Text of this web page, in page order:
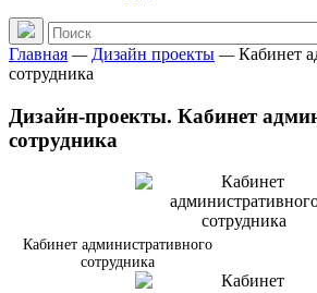
Главная — Дизайн проекты —Кабинет
сотрудника
Дизайн-проекты. Кабинет
сотрудника
Кабинет административного
сотрудника